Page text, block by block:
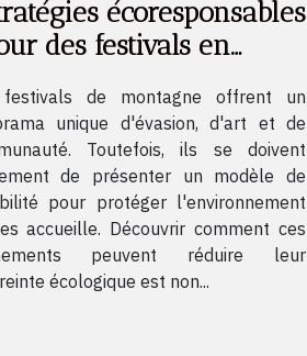
écoresponsables
des festivals en
de montagne offrent un
unique d'évasion, d'art et de
Toutefois, ils se doivent
de présenter un modèle de
pour protéger l'environnement
accueille. Découvrir comment ces
peuvent réduire leur
écologique est non...